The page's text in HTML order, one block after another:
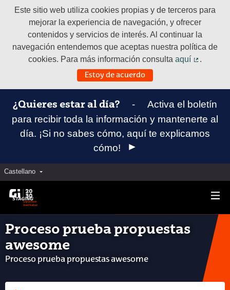
Este sitio web utiliza cookies propias y de terceros para
mejorar la experiencia de navegación, y ofrecer
contenidos y servicios de interés. Al continuar la
navegación entendemos que aceptas nuestra política de
cookies. Para más información consultaaquí
.
Estoy de acuerdo
¿Quieres estar al día? -
Activa el boletín
para recibir toda la información y mantenerte al
día. ¡Si no sabes cómo, aquí te explicamos
cómo!
Castellano Elegir el idioma
Proceso prueba propuestas
awesome
Proceso prueba propuestas awesome